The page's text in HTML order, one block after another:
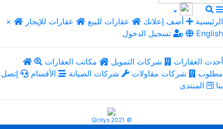
× الرئيسية أضف إعلانك عقارات للبيع
عقارات للإيجار
تسجيل الدخول
English
أحدث العقارات شركات التمويل
مكاتب العقارات
مطلوب
شركات مقاولات شركات الصيانة الأقسام
إتصل
بنا
المنتدى
Qcitys 2021 ©